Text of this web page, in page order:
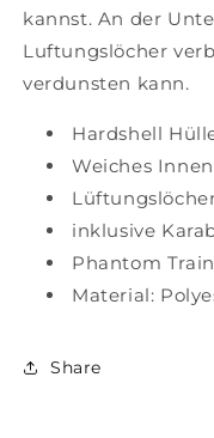
kannst. An der
Luftungslöcher
verdunsten kann.
Hardshell
Weiches
inklusive
Phantom
Material:
Share